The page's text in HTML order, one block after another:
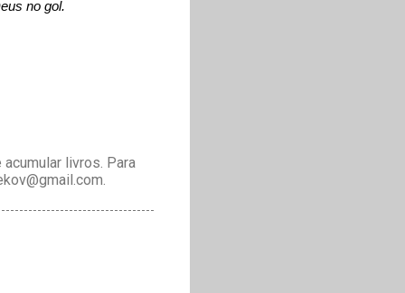
no gol.
livros. Para